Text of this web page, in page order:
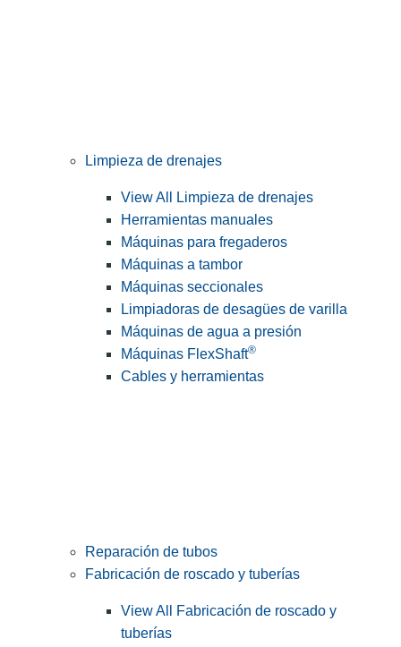
Limpieza de drenajes
View All Limpieza de drenajes
Herramientas manuales
Máquinas para fregaderos
Máquinas a tambor
Máquinas seccionales
Limpiadoras de desagües de varilla
Máquinas de agua a presión
Máquinas FlexShaft®
Cables y herramientas
Reparación de tubos
Fabricación de roscado y tuberías
View All Fabricación de roscado y
tuberías